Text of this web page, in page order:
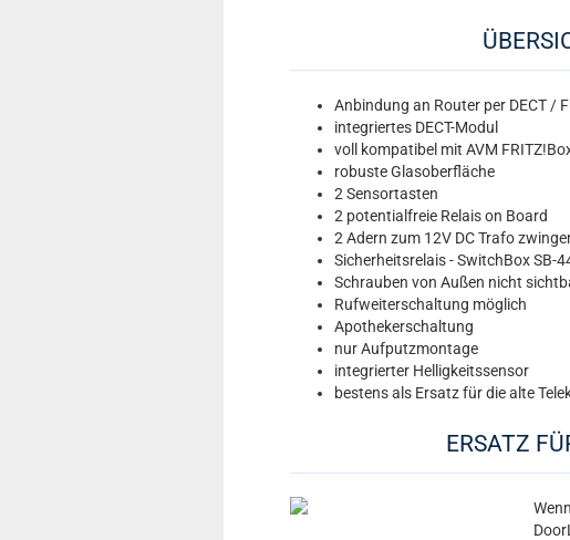
Anbindung an Router per DECT /
integriertes DECT-Modul
voll kompatibel mit AVM
robuste Glasoberfläche
2 Sensortasten
2 potentialfreie Relais on Board
2 Adern zum 12V DC Trafo
Sicherheitsrelais - SwitchBox SB-
Schrauben von Außen nicht
Rufweiterschaltung möglich
Apothekerschaltung
nur Aufputzmontage
integrierter Helligkeitssensor
bestens als Ersatz für die alte
ERSATZ